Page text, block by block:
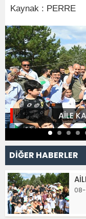
Kaynak : PERRE
AİLE
DİĞER HABERLER